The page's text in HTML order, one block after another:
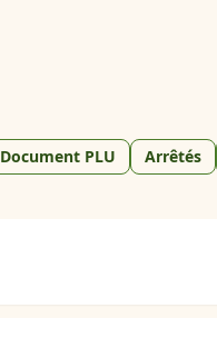
Document PLU Arrêtés